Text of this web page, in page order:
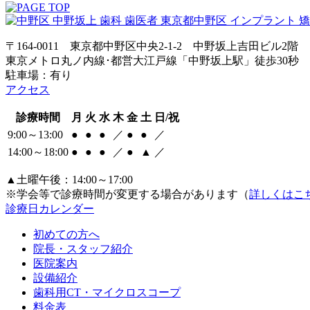
〒164-0011 東京都中野区中央2-1-2 中野坂上吉田ビル2階
東京メトロ丸ノ内線･都営大江戸線「中野坂上駅」徒歩30秒
駐車場：有り
アクセス
診療時間 月 火 水 木 金 土 日/祝
9:00～13:00
● ● ● ／ ● ●
／
14:00～18:00 ● ● ● ／ ● ▲ ／
▲土曜午後：14:00～17:00
※学会等で診療時間が変更する場合があります（詳しくはこ
診療日カレンダー
初めての方へ
院長・スタッフ紹介
医院案内
設備紹介
歯科用CT・マイクロスコープ
料金表